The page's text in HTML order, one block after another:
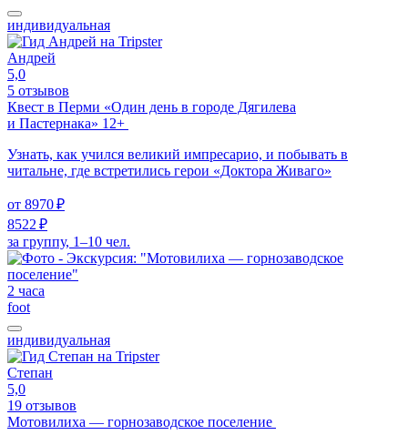
индивидуальная
Андрей
5,0
5 отзывов
Квест в Перми «Один день в городе Дягилева
и Пастернака» 12+
Узнать, как учился великий импресарио, и побывать в
читальне, где встретились герои «Доктора Живаго»
от 8970 ₽
8522 ₽
за группу, 1–10 чел.
2 часа
foot
индивидуальная
Степан
5,0
19 отзывов
Мотовилиха — горнозаводское поселение